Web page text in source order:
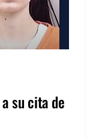
su cita de